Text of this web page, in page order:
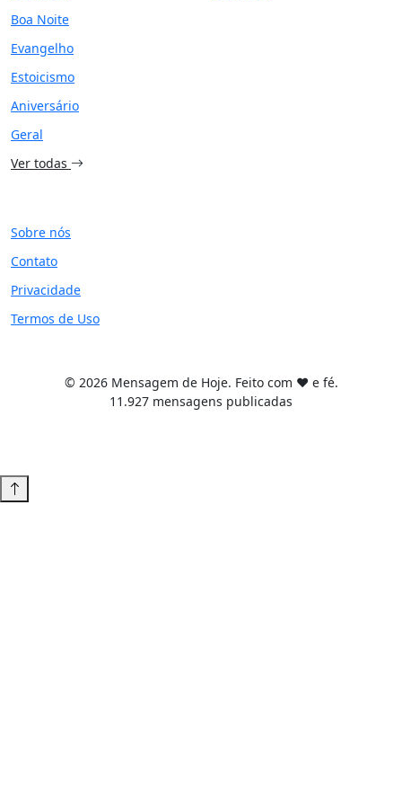
Boa Noite
Evangelho
Estoicismo
Aniversário
Geral
Ver todas
Sobre nós
Contato
Privacidade
Termos de Uso
© 2026 Mensagem de Hoje. Feito com ❤️ e fé.
11.927 mensagens publicadas